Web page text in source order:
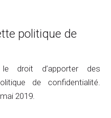
politique de
droit d’apporter des
de confidentialité.
2019.